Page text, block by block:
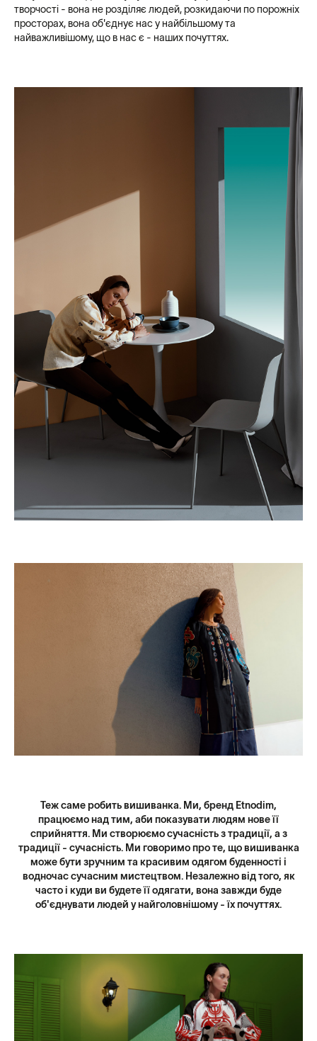
творчості - вона не розділяє людей, розкидаючи по порожніх
просторах, вона об'єднує нас у найбільшому та
найважливішому, що в нас є - наших почуттях.
Теж саме робить вишиванка. Ми, бренд Etnodim,
працюємо над тим, аби показувати людям нове її
сприйняття. Ми створюємо сучасність з традиції, а з
традиції - сучасність. Ми говоримо про те, що вишиванка
може бути зручним та красивим одягом буденності і
водночас сучасним мистецтвом. Незалежно від того, як
часто і куди ви будете її одягати, вона завжди буде
об'єднувати людей у найголовнішому - їх почуттях.